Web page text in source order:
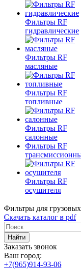
Фильтры RF
гидравлические
Фильтры RF
масляные
Фильтры RF
топливные
Фильтры RF
салонные
Фильтры RF
Фильтры RF
осушителя
Фильтры для
Скачать каталог в pdf
Найти
Заказать звонок
Ваш город:
+7(965)914-93-06